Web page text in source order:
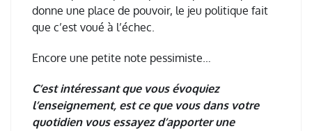
donne une place de pouvoir, le jeu politique fait
que c’est voué à l’échec.
Encore une petite note pessimiste…
C’est intéressant que vous évoquiez
l’enseignement, est ce que vous dans votre
quotidien vous essayez d’apporter une